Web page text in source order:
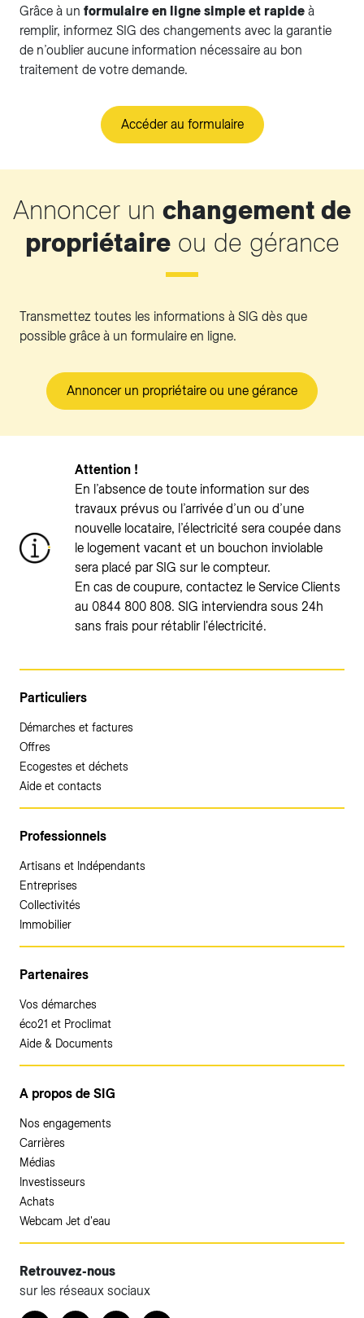
Grâce à un formulaire en ligne simple et rapide à
remplir, informez SIG des changements avec la garantie
de n’oublier aucune information nécessaire au bon
traitement de votre demande.
Accéder au formulaire
Annoncer un changement de
propriétaireou de gérance
Transmettez toutes les informations à SIG dès que
possible grâce à un formulaire en ligne.
Annoncer un propriétaire ou une gérance
Attention !
En l’absence de toute information sur des
travaux prévus ou l’arrivée d’un ou d’une
nouvelle locataire, l’électricité sera coupée dans
le logement vacant et un bouchon inviolable
sera placé par SIG sur le compteur.
En cas de coupure, contactez le Service Clients
au 0844 800 808. SIG interviendra sous 24h
sans frais pour rétablir l'électricité.
Particuliers
Démarches et factures
Offres
Ecogestes et déchets
Aide et contacts
Professionnels
Artisans et Indépendants
Entreprises
Collectivités
Immobilier
Partenaires
Vos démarches
éco21 et Proclimat
Aide & Documents
A propos de SIG
Nos engagements
Carrières
Médias
Investisseurs
Achats
Webcam Jet d'eau
Retrouvez-nous
sur les réseaux sociaux
Accéder à votre espace client SIG.